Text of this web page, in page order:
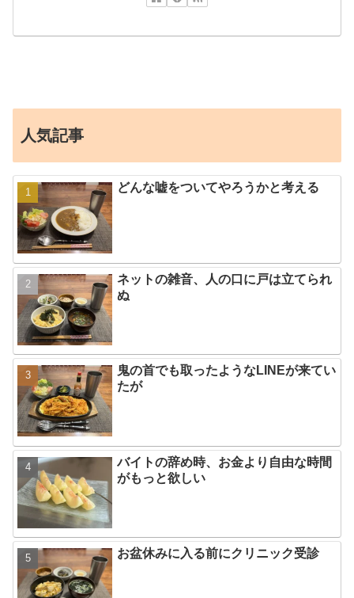
人気記事
どんな嘘をついてやろうかと考える
ネットの雑音、人の口に戸は立てられ
ぬ
鬼の首でも取ったようなLINEが来てい
たが
バイトの辞め時、お金より自由な時間
がもっと欲しい
お盆休みに入る前にクリニック受診